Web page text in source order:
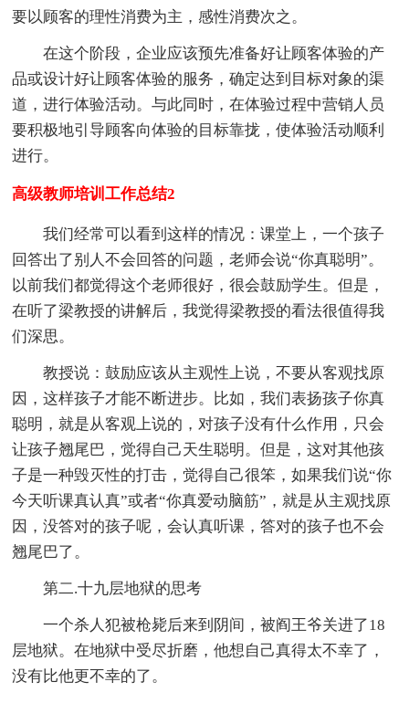
要以顾客的理性消费为主，感性消费次之。
在这个阶段，企业应该预先准备好让顾客体验的产
品或设计好让顾客体验的服务，确定达到目标对象的渠
道，进行体验活动。与此同时，在体验过程中营销人员
要积极地引导顾客向体验的目标靠拢，使体验活动顺利
进行。
高级教师培训工作总结2
我们经常可以看到这样的情况：课堂上，一个孩子
回答出了别人不会回答的问题，老师会说“你真聪明”。
以前我们都觉得这个老师很好，很会鼓励学生。但是，
在听了梁教授的讲解后，我觉得梁教授的看法很值得我
们深思。
教授说：鼓励应该从主观性上说，不要从客观找原
因，这样孩子才能不断进步。比如，我们表扬孩子你真
聪明，就是从客观上说的，对孩子没有什么作用，只会
让孩子翘尾巴，觉得自己天生聪明。但是，这对其他孩
子是一种毁灭性的打击，觉得自己很笨，如果我们说“你
今天听课真认真”或者“你真爱动脑筋”，就是从主观找原
因，没答对的孩子呢，会认真听课，答对的孩子也不会
翘尾巴了。
第二.十九层地狱的思考
一个杀人犯被枪毙后来到阴间，被阎王爷关进了18
层地狱。在地狱中受尽折磨，他想自己真得太不幸了，
没有比他更不幸的了。